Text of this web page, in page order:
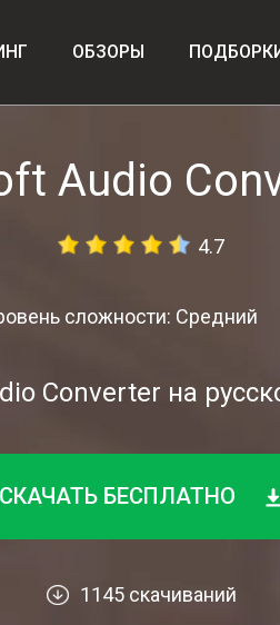
ОБЗОРЫ
Audio
4.7
сложности: Средний
Converter на
СКАЧАТЬ БЕСПЛАТНО
1145 скачиваний